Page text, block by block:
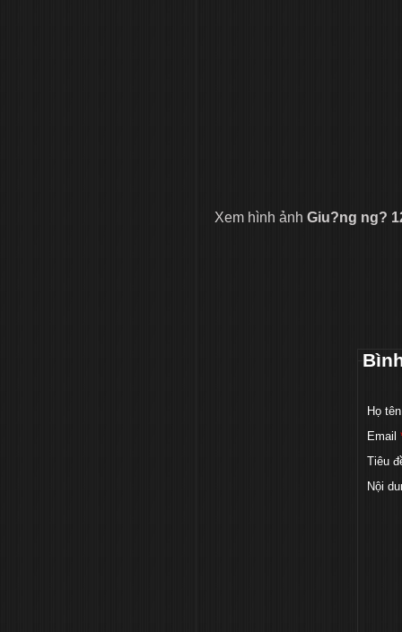
Xem hình ảnh Giu?ng ng?
Họ tên
Email
Tiêu
Nội